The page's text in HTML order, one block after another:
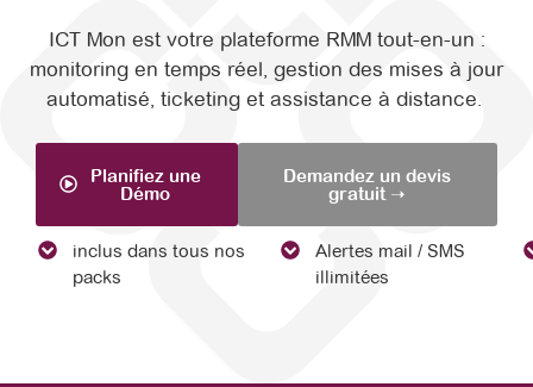
ICT Mon est votre plateforme RMM tout-en-un :
monitoring en temps réel, gestion des mises à jour
automatisé, ticketing et assistance à distance.
Planifiez une
Démo
Demandez un devis
gratuit ➝
inclus dans tous nos
packs
Alertes mail / SMS
illimitées